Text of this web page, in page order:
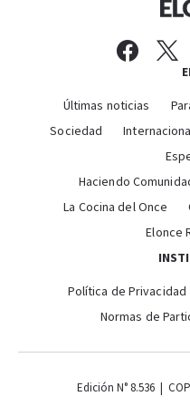
Últimas noticias
Sociedad
Haciendo
La Cocina del Once
Elonce
Política de Privacidad
Normas de
Edición N° 8.536 |